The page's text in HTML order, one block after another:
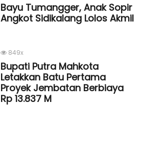
Bayu Tumangger, Anak Sopir
Angkot Sidikalang Lolos Akmil
849x
Bupati Putra Mahkota
Letakkan Batu Pertama
Proyek Jembatan Berbiaya
Rp 13.837 M